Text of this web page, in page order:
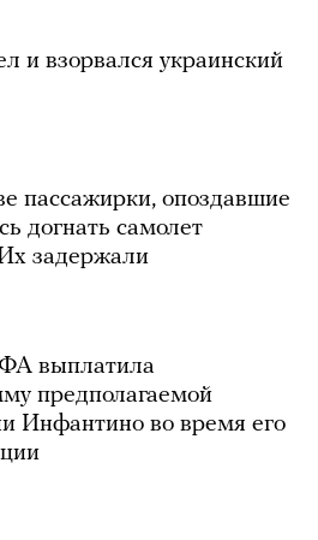
и взорвался украинский
пассажирки, опоздавшие
догнать самолет
задержали
выплатила
предполагаемой
Инфантино во время его